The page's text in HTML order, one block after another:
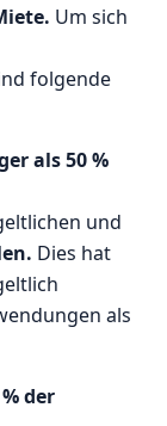
Um sich
folgende
als 50 %
und
Dies hat
als
der